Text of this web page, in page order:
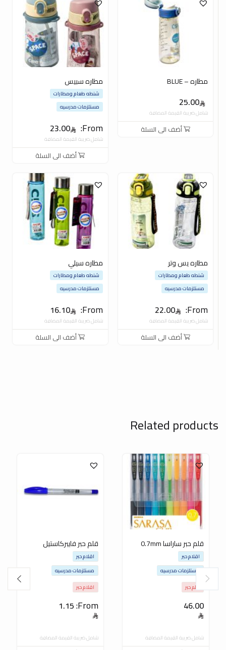
مطاره – BLUE
25.00
شامل ضريبة القيمة المضافة
أضف الى السلة
مطاره سبيس
From:
23.00
شنطه طعام ومطارات
مستلزمات مدرسيه
شامل ضريبة القيمة المضافة
أضف الى السلة
مطاره يس وتر
From:
22.00
شنطه طعام ومطارات
مستلزمات مدرسيه
شامل ضريبة القيمة المضافة
أضف الى السلة
مطاره سيلي
From:
16.10
شنطه طعام ومطارات
مستلزمات مدرسيه
شامل ضريبة القيمة المضافة
أضف الى السلة
Related products
قلم حبر ساراسا 0.7mm
46.00
اقلام حبر
مستلزمات مدرسيه
قلم حبر
شامل ضريبة القيمة المضافة
قلم حبر فايبركاستيل
From:
1.15
اقلام حبر
مستلزمات مدرسيه
اقلام حبر
شامل ضريبة القيمة المضافة